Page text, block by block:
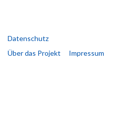
Datenschutz
Über das Projekt
Impressum